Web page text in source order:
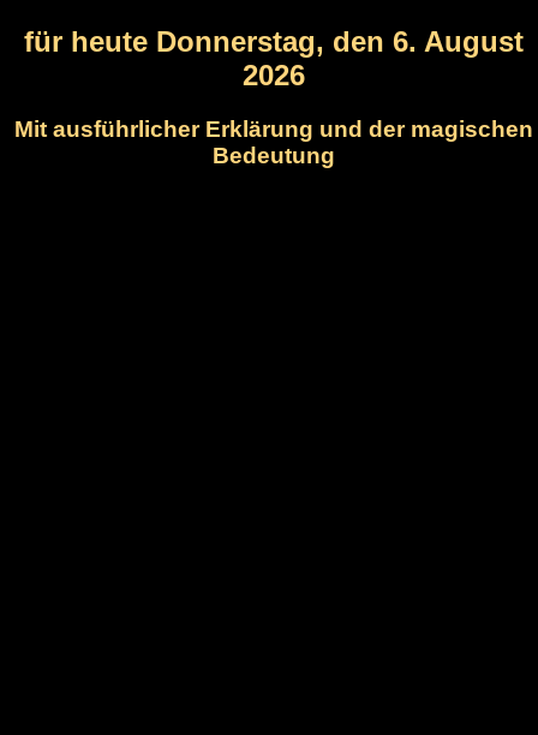
für heute Donnerstag, den 6. August
2026
Mit ausführlicher Erklärung und der magischen
Bedeutung